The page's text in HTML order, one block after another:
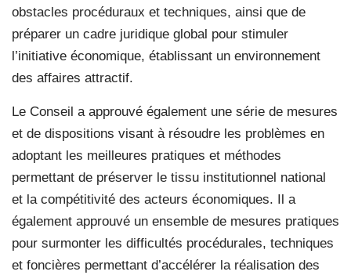
obstacles procéduraux et techniques, ainsi que de
préparer un cadre juridique global pour stimuler
l’initiative économique, établissant un environnement
des affaires attractif.
Le Conseil a approuvé également une série de mesures
et de dispositions visant à résoudre les problèmes en
adoptant les meilleures pratiques et méthodes
permettant de préserver le tissu institutionnel national
et la compétitivité des acteurs économiques. Il a
également approuvé un ensemble de mesures pratiques
pour surmonter les difficultés procédurales, techniques
et foncières permettant d’accélérer la réalisation des